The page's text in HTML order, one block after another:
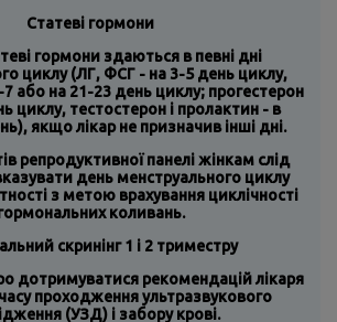
Статеві гормони
гормони здаються в певні дні
циклу (ЛГ, ФСГ - на 3-5 день циклу,
7 або на 21-23 день циклу; прогестерон
циклу, тестостерон і пролактин - в
якщо лікар не призначив інші дні.
репродуктивної панелі жінкам слід
день менструального циклу
з метою врахування циклічності
коливань.
скринінг 1 і 2 триместру
дотримуватися рекомендацій лікаря
проходження ультразвукового
(УЗД) і забору крові.